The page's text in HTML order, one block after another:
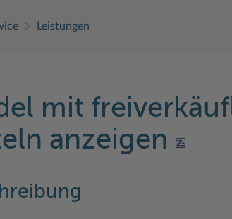
Leistungen
mit
anzeigen